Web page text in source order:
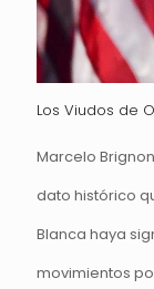
Los Viudos de
Marcelo
dato histórico
Blanca haya
movimientos